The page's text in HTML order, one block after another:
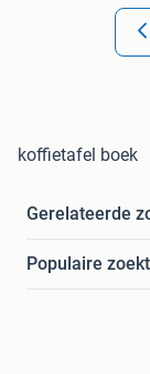
koffietafel boek
Gerelateerde
Populaire